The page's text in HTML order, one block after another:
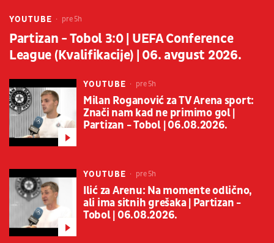
YOUTUBE pre 5h
Partizan - Tobol 3:0 | UEFA Conference
League (Kvalifikacije) | 06. avgust 2026.
YOUTUBE pre 5h
Milan Roganović za TV Arena sport:
Znači nam kad ne primimo gol |
Partizan - Tobol | 06.08.2026.
YOUTUBE pre 5h
Ilić za Arenu: Na momente odlično,
ali ima sitnih grešaka | Partizan -
Tobol | 06.08.2026.